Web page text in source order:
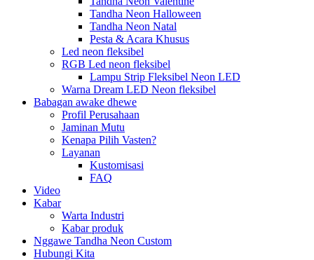
Tandha Neon Halloween
Tandha Neon Natal
Pesta & Acara Khusus
Led neon fleksibel
RGB Led neon fleksibel
Lampu Strip Fleksibel Neon LED
Warna Dream LED Neon fleksibel
Babagan awake dhewe
Profil Perusahaan
Jaminan Mutu
Kenapa Pilih Vasten?
Layanan
Kustomisasi
FAQ
Video
Kabar
Warta Industri
Kabar produk
Nggawe Tandha Neon Custom
Hubungi Kita